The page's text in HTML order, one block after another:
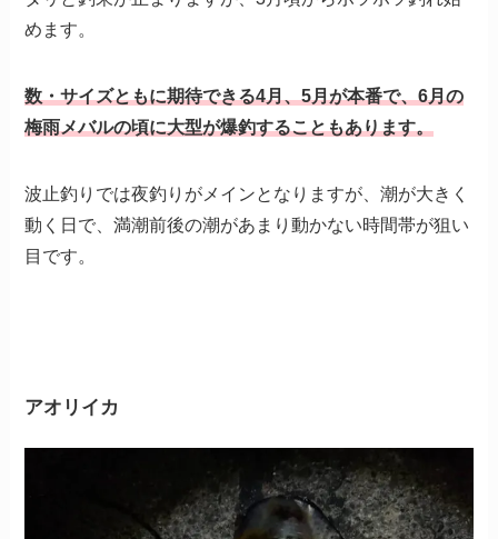
めます。
数・サイズともに期待できる4月、5月が本番で、6月の
梅雨メバルの頃に大型が爆釣することもあります。
波止釣りでは夜釣りがメインとなりますが、潮が大きく
動く日で、満潮前後の潮があまり動かない時間帯が狙い
目です。
アオリイカ